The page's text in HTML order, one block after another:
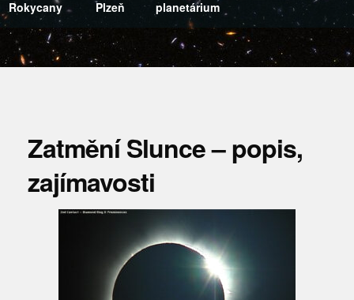
Rokycany
Plzeň
planetárium
Zatmění Slunce – popis,
zajímavosti